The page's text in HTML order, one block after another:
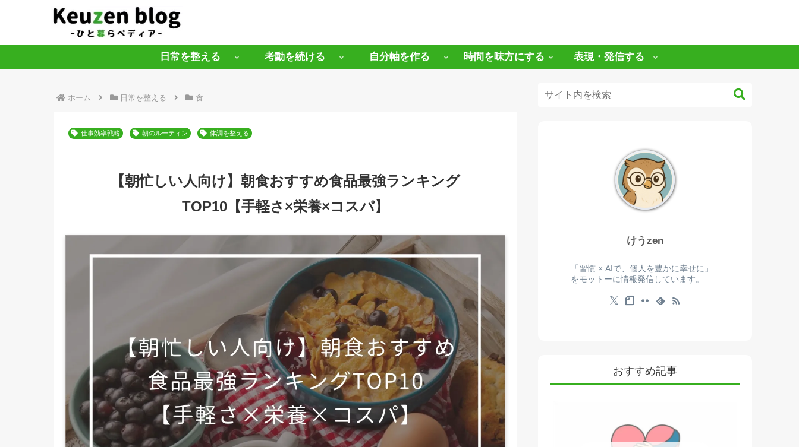
日常を整える 考動を続ける 自分軸を作る 時間を味方にする 表現・発信する
ホーム 日常を整える 食
仕事効率戦略 朝のルーティン 体調を整える
【朝忙しい人向け】朝食おすすめ食品最強ランキング
TOP10【手軽さ×栄養×コスパ】
けうzen
「習慣 × AIで、個人を豊かに幸せに」
をモットーに情報発信しています。
おすすめ記事